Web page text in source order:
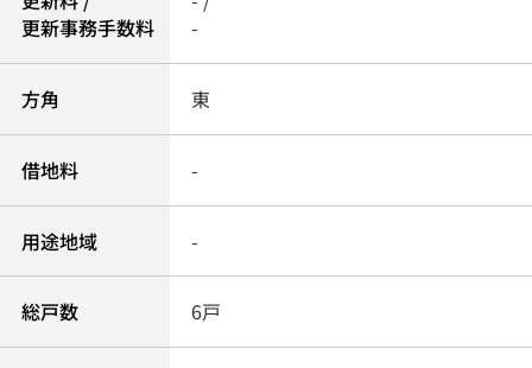
更新事務手数料
-
方角 東
借地料 -
用途地域 -
総戸数 6戸